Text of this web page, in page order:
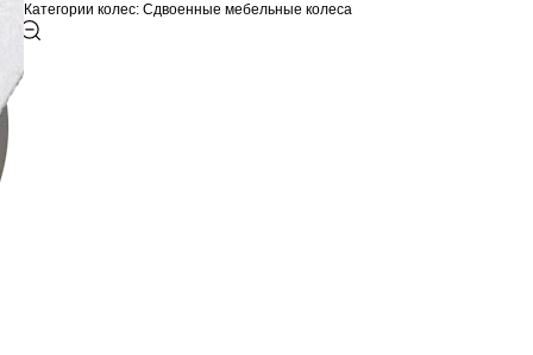
Категории колес: Сдвоенные мебельные колеса